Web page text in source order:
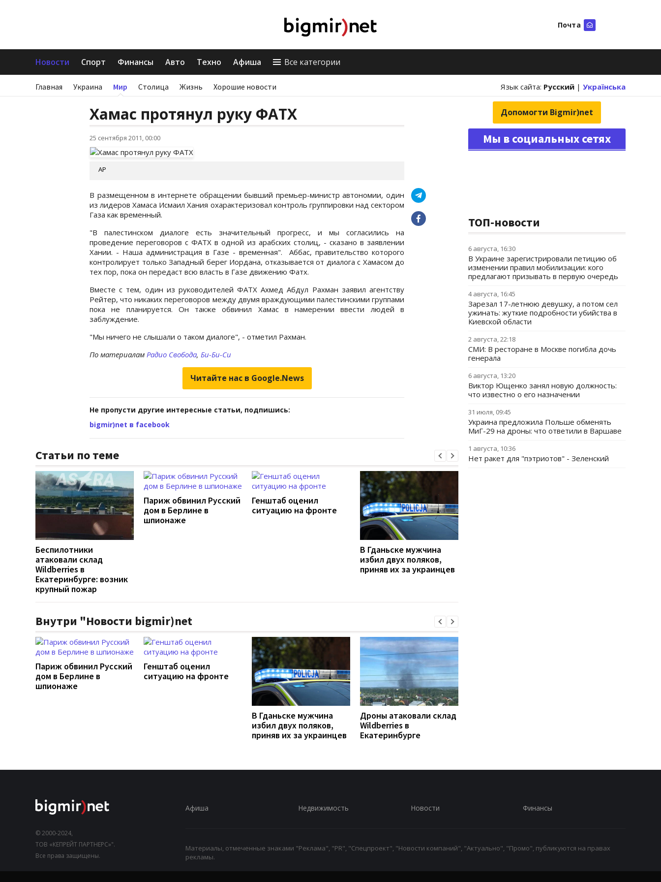
Почта
Новости Спорт Финансы Авто Техно Афиша Все категории
Главная Украина Мир Столица Жизнь Хорошие новости Язык сайта: Русский | Українська
Хамас протянул руку ФАТХ
25 сентября 2011, 00:00
AP
В размещенном в интернете обращении бывший премьер-министр автономии, один
из лидеров Хамаса Исмаил Хания охарактеризовал контроль группировки над сектором
Газа как временный.
"В палестинском диалоге есть значительный прогресс, и мы согласились на
проведение переговоров с ФАТХ в одной из арабских столиц, - сказано в заявлении
Хании. - Наша администрация в Газе - временная". Аббас, правительство которого
контролирует только Западный берег Иордана, отказывается от диалога с Хамасом до
тех пор, пока он передаст всю власть в Газе движению Фатх.
Вместе с тем, один из руководителей ФАТХ Ахмед Абдул Рахман заявил агентству
Рейтер, что никаких переговоров между двумя враждующими палестинскими группами
пока не планируется. Он также обвинил Хамас в намерении ввести людей в
заблуждение.
"Мы ничего не слышали о таком диалоге", - отметил Рахман.
По материалам Радио Свобода, Би-Би-Си
Читайте нас в Google.News
Не пропусти другие интересные статьи, подпишись:
bigmir)net в facebook
Статьи по теме
Беспилотники
атаковали склад
Wildberries в
Екатеринбурге: возник
крупный пожар
Париж обвинил Русский
дом в Берлине в
шпионаже
Генштаб оценил
ситуацию на фронте
В Гданьске мужчина
избил двух поляков,
приняв их за украинцев
Внутри "Новости bigmir)net
Париж обвинил Русский
дом в Берлине в
шпионаже
Генштаб оценил
ситуацию на фронте
В Гданьске мужчина
избил двух поляков,
приняв их за украинцев
Дроны атаковали склад
Wildberries в
Екатеринбурге
Допомогти Bigmir)net
Мы в социальных сетях
ТОП-новости
6 августа, 16:30
В Украине зарегистрировали петицию об
изменении правил мобилизации: кого
предлагают призывать в первую очередь
4 августа, 16:45
Зарезал 17-летнюю девушку, а потом сел
ужинать: жуткие подробности убийства в
Киевской области
2 августа, 22:18
СМИ: В ресторане в Москве погибла дочь
генерала
6 августа, 13:20
Виктор Ющенко занял новую должность:
что известно о его назначении
31 июля, 09:45
Украина предложила Польше обменять
МиГ-29 на дроны: что ответили в Варшаве
1 августа, 10:36
Нет ракет для "пэтриотов" - Зеленский
© 2000-2024,
ТОВ «КЕПРЕЙТ ПАРТНЕРС»".
Все права защищены.
Афиша Недвижимость Новости Финансы
Материалы, отмеченные знаками "Реклама", "PR", "Спецпроект", "Новости компаний", "Актуально", "Промо", публикуются на правах
рекламы.